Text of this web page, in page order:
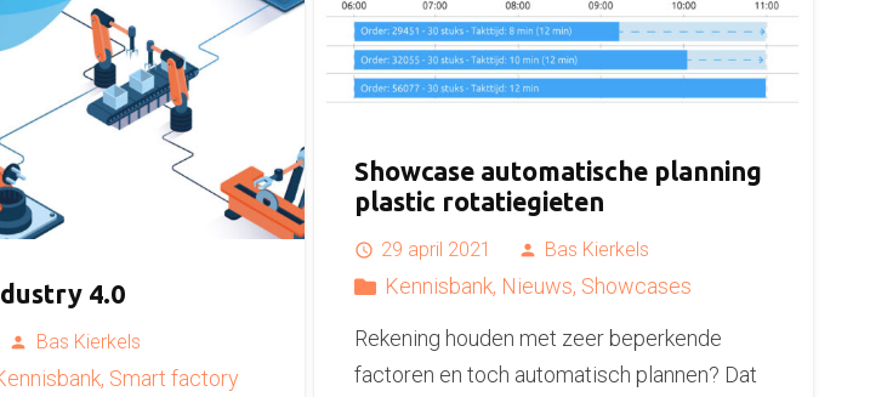
Showcase automatische planning
plastic rotatiegieten
access_time 29 april 2021 person Bas Kierkels
Kennisbank, Nieuws, Showcases
Rekening houden met zeer beperkende
factoren en toch automatisch plannen? Dat
4.0
person Bas Kierkels
, Smart factory